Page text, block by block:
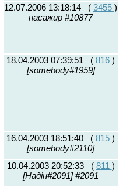
12.07.2006 13:18:14 ( 3455 )
пасажир #10877
18.04.2003 07:39:51 ( 816 )
[somebody#1959]
16.04.2003 18:51:40 ( 815 )
[somebody#2110]
10.04.2003 20:52:33 ( 811 )
[Надін#2091] #2091